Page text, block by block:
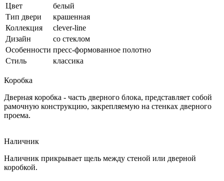
Цвет
белый
Тип двери
крашенная
Коллекция
clever-line
Дизайн
со стеклом
Особенности пресс-формованное полотно
Стиль
классика
Коробка
Дверная коробка - часть дверного блока, представляет собой
рамочную конструкцию, закрепляемую на стенках дверного
проема.
Наличник
Наличник прикрывает щель между стеной или дверной
коробкой.